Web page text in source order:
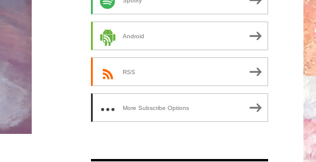
Android
RSS
More Subscribe Options